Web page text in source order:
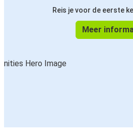
Reis je voor de eerste
Meer